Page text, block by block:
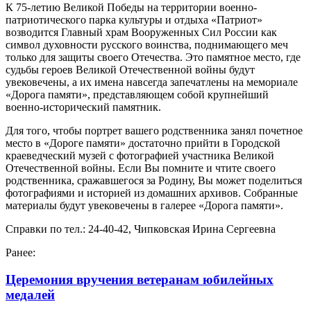
К 75-летию Великой Победы на территории военно-
патриотического парка культуры и отдыха «Патриот»
возводится Главный храм Вооруженных Сил России как
символ духовности русского воинства, поднимающего меч
только для защиты своего Отечества. Это памятное место, где
судьбы героев Великой Отечественной войны будут
увековечены, а их имена навсегда запечатлены на мемориале
«Дорога памяти», представляющем собой крупнейший
военно-исторический памятник.
Для того, чтобы портрет вашего родственника занял почетное
место в «Дороге памяти» достаточно прийти в Городской
краеведческий музей с фотографией участника Великой
Отечественной войны. Если Вы помните и чтите своего
родственника, сражавшегося за Родину, Вы может поделиться
фотографиями и историей из домашних архивов. Собранные
материалы будут увековечены в галерее «Дорога памяти».
Справки по тел.: 24-40-42, Чипковская Ирина Сергеевна
Ранее:
Церемония вручения ветеранам юбилейных
медалей